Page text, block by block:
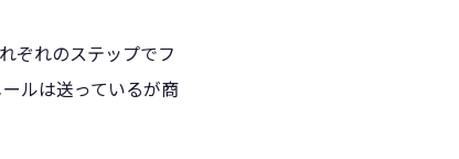
ぞれのステップでフ
ルは送っているが商